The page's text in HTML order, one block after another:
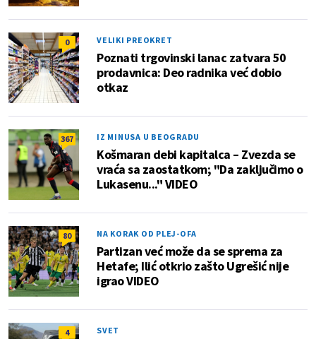
0 VELIKI PREOKRET
Poznati trgovinski lanac zatvara 50
prodavnica: Deo radnika već dobio
otkaz
367 IZ MINUSA U BEOGRADU
Košmaran debi kapitalca – Zvezda se
vraća sa zaostatkom; "Da zaključimo o
Lukasenu..." VIDEO
80 NA KORAK OD PLEJ-OFA
Partizan već može da se sprema za
Hetafe; Ilić otkrio zašto Ugrešić nije
igrao VIDEO
4 SVET